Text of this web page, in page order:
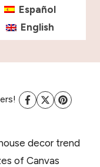
Español
English
decor trend
of Canvas